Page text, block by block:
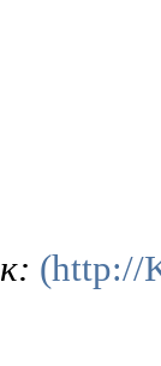
(http://